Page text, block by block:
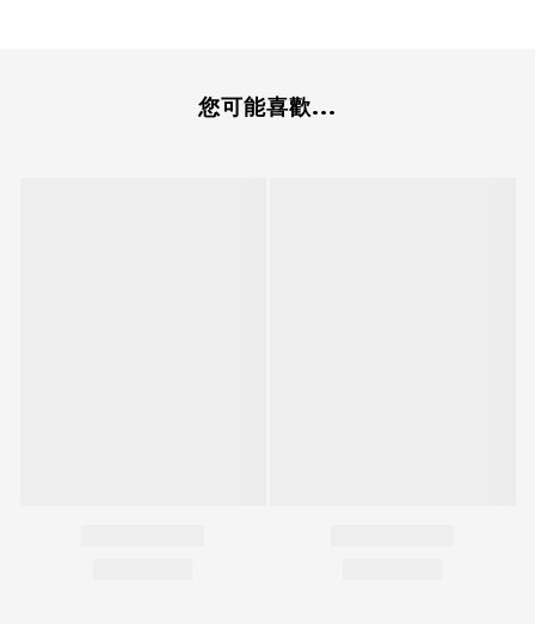
您可能喜歡...